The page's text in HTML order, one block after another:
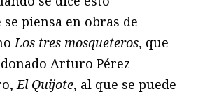
piensa en obras de
Los tres mosqueteros, que
Arturo Pérez-
El Quijote, al que se puede